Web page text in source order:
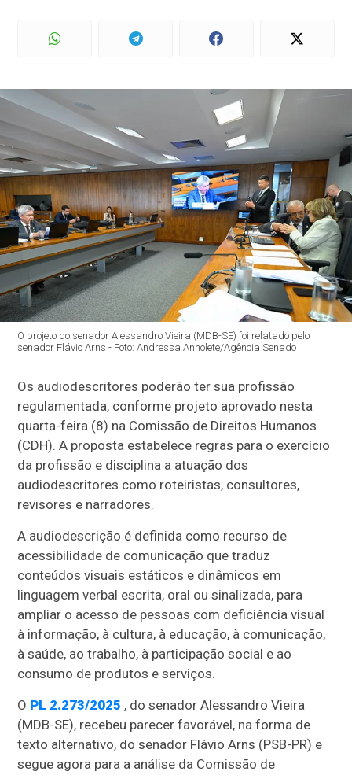
O projeto do senador Alessandro Vieira (MDB-SE) foi relatado pelo
senador Flávio Arns - Foto: Andressa Anholete/Agência Senado
Os audiodescritores poderão ter sua profissão
regulamentada, conforme projeto aprovado nesta
quarta-feira (8) na Comissão de Direitos Humanos
(CDH). A proposta estabelece regras para o exercício
da profissão e disciplina a atuação dos
audiodescritores como roteiristas, consultores,
revisores e narradores.
A audiodescrição é definida como recurso de
acessibilidade de comunicação que traduz
conteúdos visuais estáticos e dinâmicos em
linguagem verbal escrita, oral ou sinalizada, para
ampliar o acesso de pessoas com deficiência visual
à informação, à cultura, à educação, à comunicação,
à saúde, ao trabalho, à participação social e ao
consumo de produtos e serviços.
O PL 2.273/2025 , do senador Alessandro Vieira
(MDB-SE), recebeu parecer favorável, na forma de
texto alternativo, do senador Flávio Arns (PSB-PR) e
segue agora para a análise da Comissão de